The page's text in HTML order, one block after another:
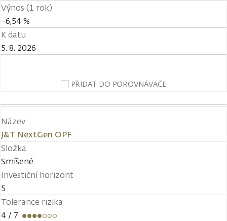
Výnos (1 rok)
-6,54 %
K datu
5. 8. 2026
PŘIDAT DO POROVNÁVAČE
Název
J&T NextGen OPF
Složka
Smíšené
Investiční horizont
5
Tolerance rizika
4 / 7